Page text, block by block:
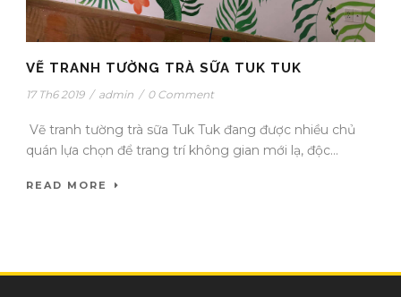
VẼ TRANH TƯỜNG TRÀ SỮA TUK TUK
17 Th6 2019 / admin / 0 Comment
Vẽ tranh tường trà sữa Tuk Tuk đang được nhiều chủ
quán lựa chọn để trang trí không gian mới lạ, độc...
READ MORE